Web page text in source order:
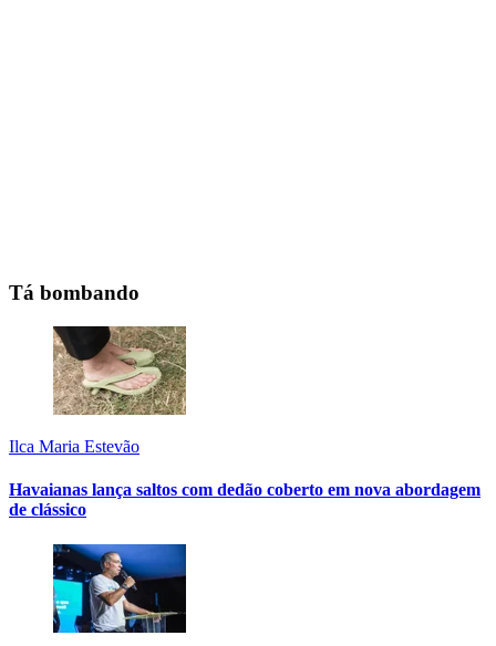
Tá bombando
Ilca Maria Estevão
Havaianas lança saltos com dedão coberto em nova abordagem
de clássico